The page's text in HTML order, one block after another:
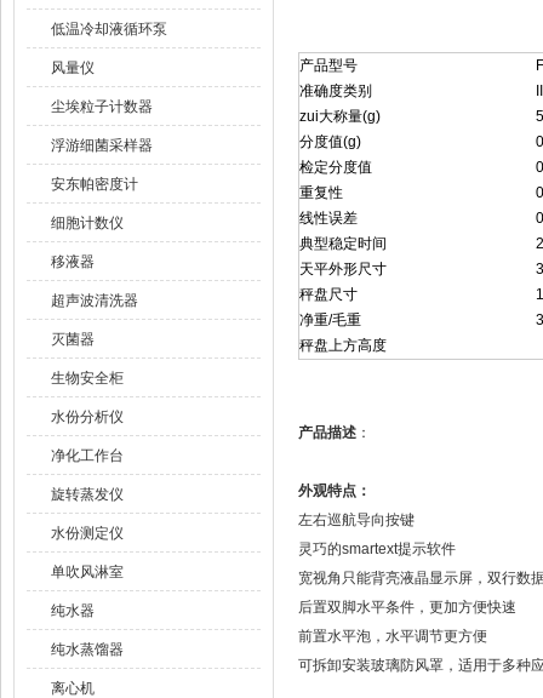
低温冷却液循环泵
风量仪
尘埃粒子计数器
浮游细菌采样器
安东帕密度计
细胞计数仪
移液器
超声波清洗器
灭菌器
生物安全柜
水份分析仪
净化工作台
旋转蒸发仪
水份测定仪
单吹风淋室
纯水器
纯水蒸馏器
离心机
产品型号
准确度类别
zui大称量(g)
分度值(g)
检定分度值
重复性
线性误差
典型稳定时间
天平外形尺寸
秤盘尺寸
净重/毛重
秤盘上方高度
产品描述 ：
外观特点：
左右巡航导向按键
灵巧的smartext提示软件
宽视角只能背亮液晶显示屏，双行数
后置双脚水平条件，更加方便快速
前置水平泡，水平调节更方便
可拆卸安装玻璃防风罩，适用于多种